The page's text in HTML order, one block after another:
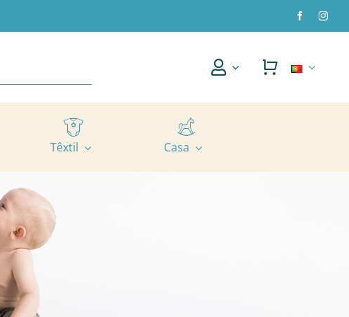
Têxtil Casa